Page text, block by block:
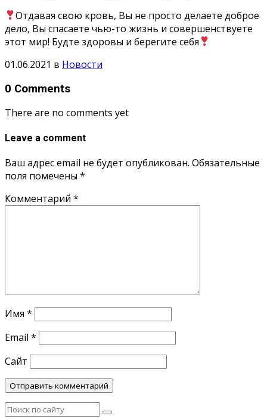
Отдавая свою кровь, Вы не просто делаете доброе
дело, Вы спасаете чью-то жизнь и совершенствуете
этот мир! Будте здоровы и берегите себя
01.06.2021 в Новости
0 Comments
There are no comments yet
Leave a comment
Ваш адрес email не будет опубликован. Обязательные
поля помечены *
Комментарий *
Имя *
Email *
Сайт